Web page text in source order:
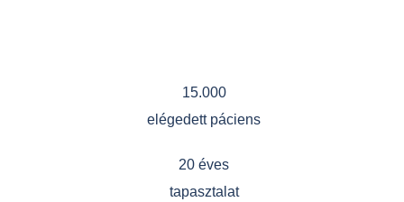
15.000
elégedett páciens
20 éves
tapasztalat